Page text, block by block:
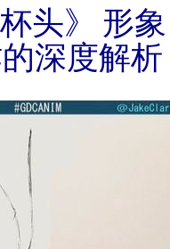
头》 形象
深度解析